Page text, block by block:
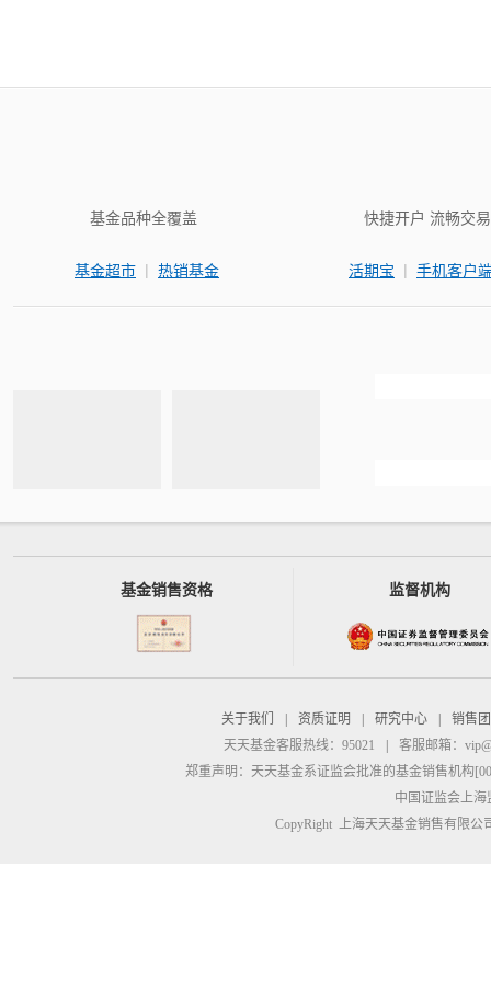
基金品种全覆盖
基金超市 | 热销基金
快捷开户 流畅交易
活期宝 | 手机客户
基金销售资格 监督机构
关于我们 资质证明 研究中心
销售
天天基金客服热线：95021
客服邮箱：
郑重声明： 天天基金系证监会批准的基金销售机构
中国证监会上
CopyRight 上海天天基金销售有限